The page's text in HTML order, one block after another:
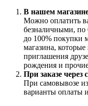
В нашем
Можно оплатить
безналичными,
до 100% покупки
магазина,
приглашения
рождения и
При заказе через
При самовывозе
варианты оплаты